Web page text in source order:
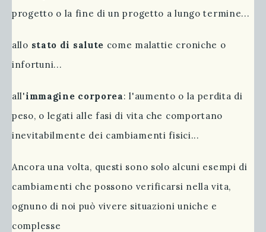
progetto o la fine di un progetto a lungo termine...
allo stato di salute come malattie croniche o
infortuni...
all'immagine corporea: l'aumento o la perdita di
peso, o legati alle fasi di vita che comportano
inevitabilmente dei cambiamenti fisici...
Ancora una volta, questi sono solo alcuni esempi di
cambiamenti che possono verificarsi nella vita,
ognuno di noi può vivere situazioni uniche e
complesse